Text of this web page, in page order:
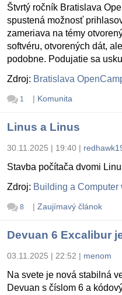
Štvrtý ročník Bratislava
spustená možnosť
zameriava na témy
softvéru, otvorených dát,
podobne. Podujatie sa
Zdroj: Bratislava
1 | Komunita
Linus a Linus
30.11.2025 | 19:40 |
Stavba počítača dvomi
Zdroj: Building a Computer
8 | Zaujímavý článok
Devuan 6 Excalibur
03.11.2025 | 22:52 | menom
Na svete je nová stabilná
Devuan s číslom 6 a